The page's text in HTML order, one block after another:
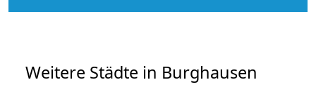
Weitere Städte in Burghausen